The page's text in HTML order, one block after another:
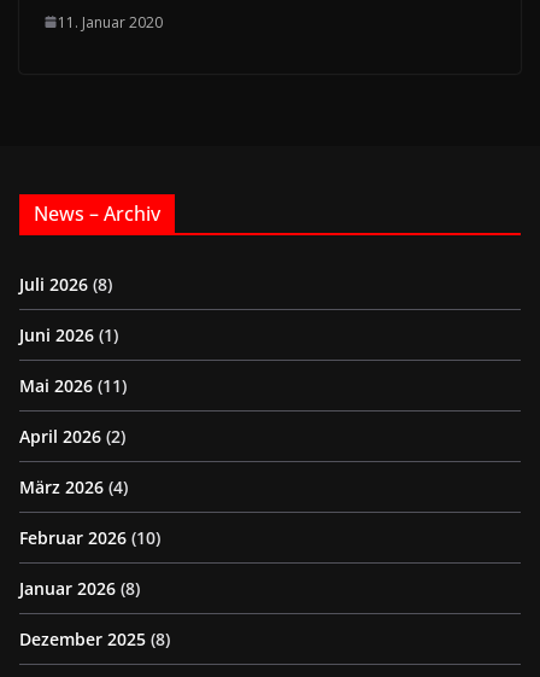
11. Januar 2020
News – Archiv
Juli 2026 (8)
Juni 2026 (1)
Mai 2026 (11)
April 2026 (2)
März 2026 (4)
Februar 2026 (10)
Januar 2026 (8)
Dezember 2025 (8)